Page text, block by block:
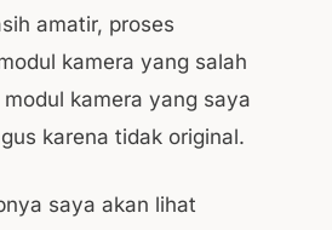
amatir, proses
kamera yang salah
kamera yang saya
karena tidak original.
saya akan lihat